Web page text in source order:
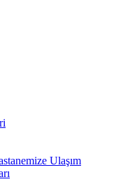
Ulaşım